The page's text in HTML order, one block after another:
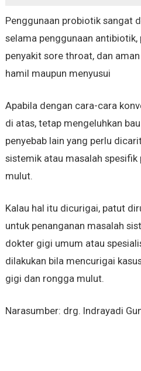
Penggunaan probiotik sangat
selama penggunaan
penyakit sore throat, dan
hamil maupun menyusui
Apabila dengan cara-cara
di atas, tetap mengeluhkan
penyebab lain yang perlu
sistemik atau masalah
mulut.
Kalau hal itu dicurigai, patut
untuk penanganan masalah
dokter gigi umum atau
dilakukan bila mencurigai
gigi dan rongga mulut.
Narasumber: drg. Indrayadi